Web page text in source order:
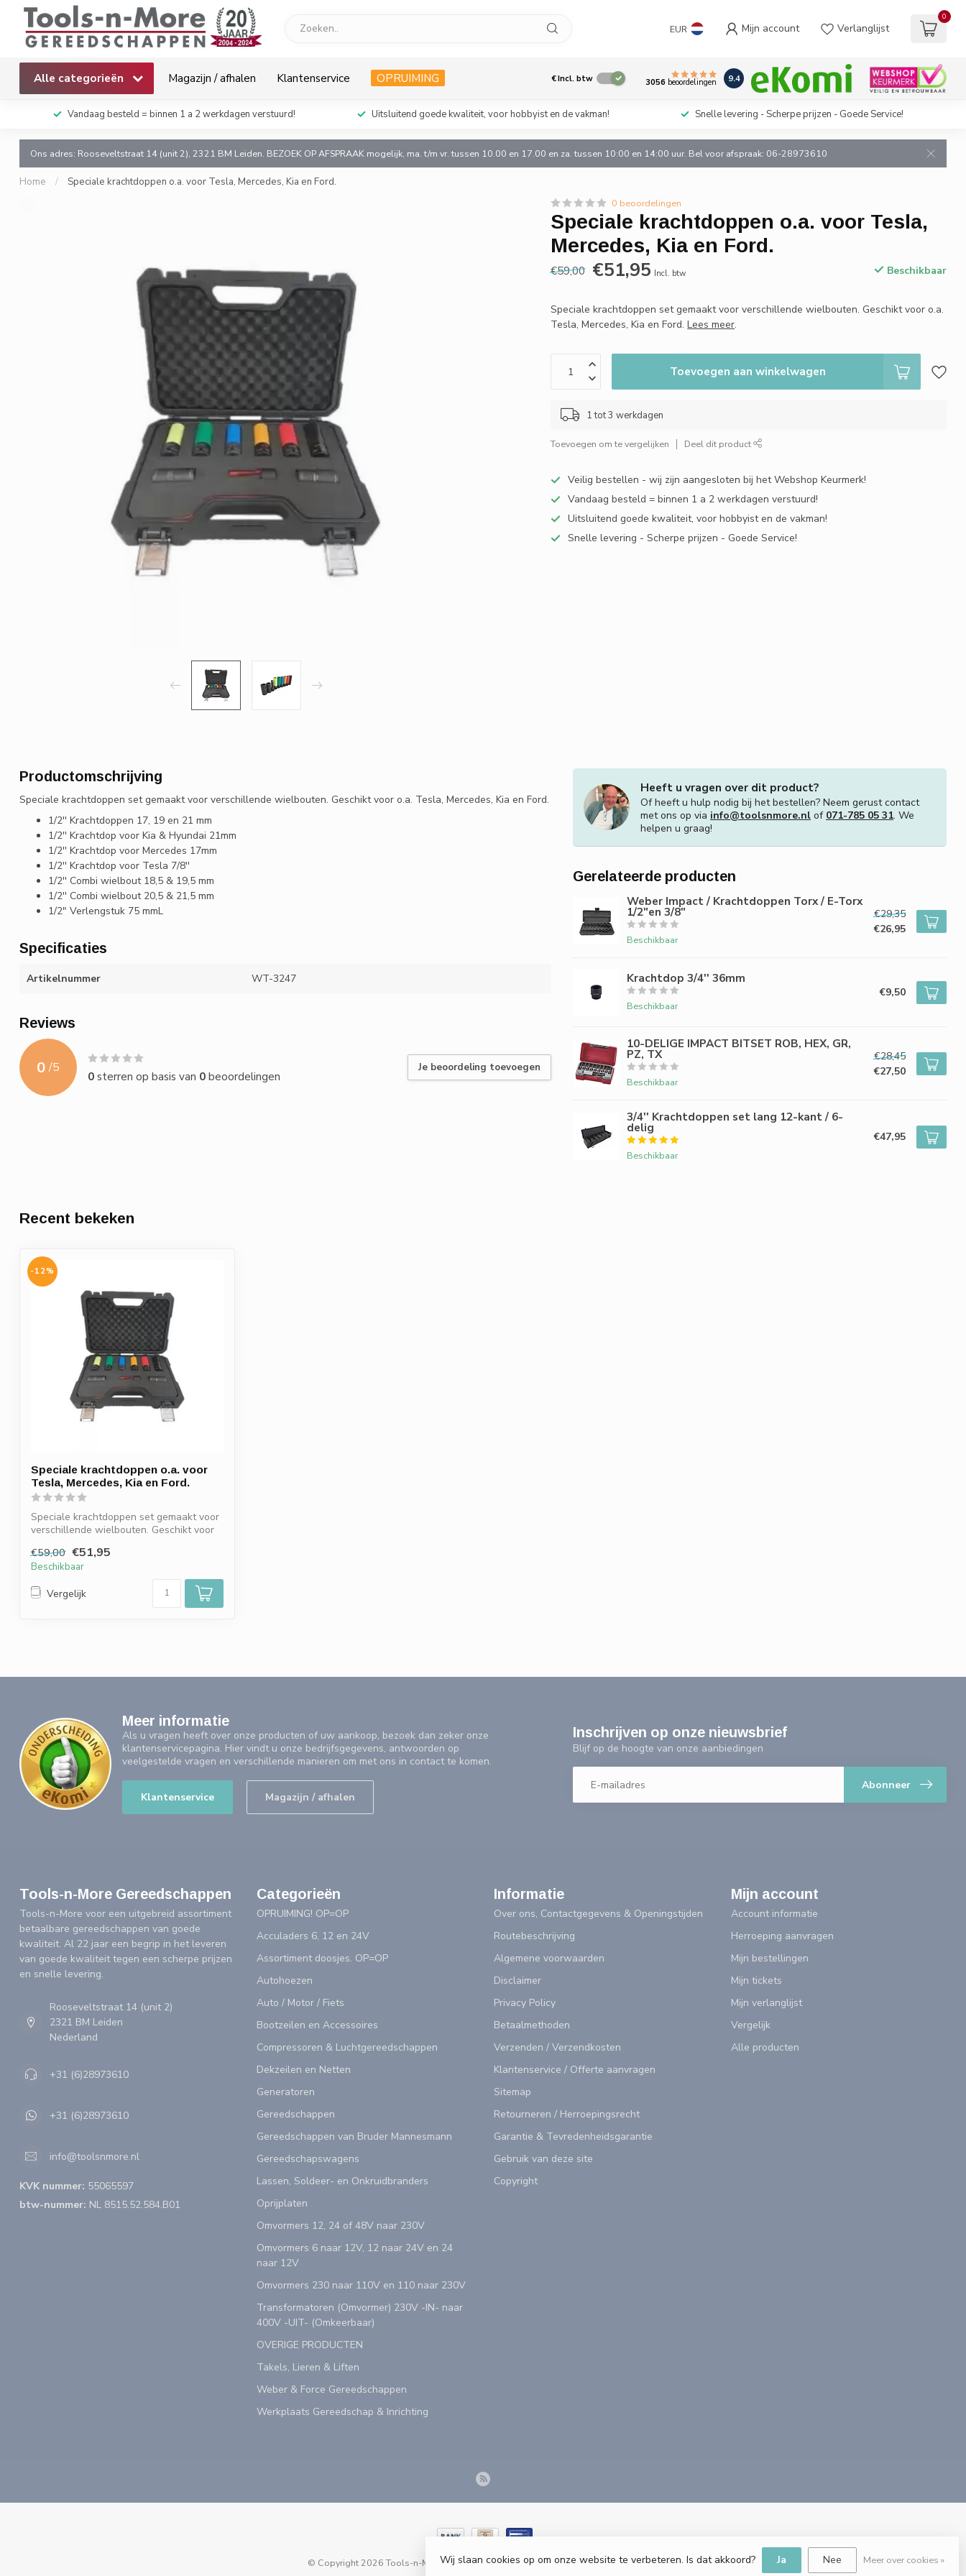
EUR Mijn account Verlanglijst
0
Alle categorieën Magazijn / afhalen Klantenservice OPRUIMING €Incl. btw 3056 beoordelingen 9.4
Vandaag besteld = binnen 1 a 2 werkdagen verstuurd! Uitsluitend goede kwaliteit, voor hobbyist en de vakman! Snelle levering - Scherpe prijzen - Goede Service!
Ons adres: Rooseveltstraat 14 (unit 2), 2321 BM Leiden. BEZOEK OP AFSPRAAK mogelijk, ma. t/m vr. tussen 10.00 en 17.00 en za. tussen 10:00 en 14:00 uur. Bel voor afspraak: 06-28973610
Home / Speciale krachtdoppen o.a. voor Tesla, Mercedes, Kia en Ford.
0 beoordelingen
Speciale krachtdoppen o.a. voor Tesla,
Mercedes, Kia en Ford.
€59,00 €51,95 Incl. btw Beschikbaar
Speciale krachtdoppen set gemaakt voor verschillende wielbouten. Geschikt voor o.a.
Tesla, Mercedes, Kia en Ford.Lees meer.
Toevoegen aan winkelwagen
1 tot 3 werkdagen
Toevoegen om te vergelijken Deel dit product
Veilig bestellen - wij zijn aangesloten bij het Webshop Keurmerk!
Vandaag besteld = binnen 1 a 2 werkdagen verstuurd!
Uitsluitend goede kwaliteit, voor hobbyist en de vakman!
Snelle levering - Scherpe prijzen - Goede Service!
Productomschrijving
Speciale krachtdoppen set gemaakt voor verschillende wielbouten. Geschikt voor o.a. Tesla, Mercedes, Kia en Ford.
1/2'' Krachtdoppen 17, 19 en 21 mm
1/2'' Krachtdop voor Kia & Hyundai 21mm
1/2'' Krachtdop voor Mercedes 17mm
1/2'' Krachtdop voor Tesla 7/8''
1/2'' Combi wielbout 18,5 & 19,5 mm
1/2'' Combi wielbout 20,5 & 21,5 mm
1/2" Verlengstuk 75 mmL
Specificaties
Artikelnummer WT-3247
Reviews
0 /5
0sterren op basis van 0beoordelingen
Je beoordeling toevoegen
Heeft u vragen over dit product?
Of heeft u hulp nodig bij het bestellen? Neem gerust contact
met ons op via info@toolsnmore.nl of 071-785 05 31. We
helpen u graag!
Gerelateerde producten
Weber Impact / Krachtdoppen Torx / E-Torx
1/2"en 3/8"
Beschikbaar
€29,35
€26,95
Krachtdop 3/4'' 36mm
Beschikbaar
€9,50
10-DELIGE IMPACT BITSET ROB, HEX, GR,
PZ, TX
Beschikbaar
€28,45
€27,50
3/4'' Krachtdoppen set lang 12-kant / 6-
delig
Beschikbaar
€47,95
Recent bekeken
-12%
Speciale krachtdoppen o.a. voor
Tesla, Mercedes, Kia en Ford.
Speciale krachtdoppen set gemaakt voor
verschillende wielbouten. Geschikt voor
€59,00 €51,95
Beschikbaar
Vergelijk
Meer informatie
Als u vragen heeft over onze producten of uw aankoop, bezoek dan zeker onze
klantenservicepagina. Hier vindt u onze bedrijfsgegevens, antwoorden op
veelgestelde vragen en verschillende manieren om met ons in contact te komen.
Klantenservice Magazijn / afhalen
Inschrijven op onze nieuwsbrief
Blijf op de hoogte van onze aanbiedingen
Abonneer
Tools-n-More Gereedschappen
Tools-n-More voor een uitgebreid assortiment
betaalbare gereedschappen van goede
kwaliteit. Al 22 jaar een begrip in het leveren
van goede kwaliteit tegen een scherpe prijzen
en snelle levering.
Rooseveltstraat 14 (unit 2)
2321 BM Leiden
Nederland
+31 (6)28973610
+31 (6)28973610
info@toolsnmore.nl
KVK nummer: 55065597
btw-nummer: NL 8515.52.584.B01
Categorieën
OPRUIMING! OP=OP
Acculaders 6, 12 en 24V
Assortiment doosjes. OP=OP
Autohoezen
Auto / Motor / Fiets
Bootzeilen en Accessoires
Compressoren & Luchtgereedschappen
Dekzeilen en Netten
Generatoren
Gereedschappen
Gereedschappen van Bruder Mannesmann
Gereedschapswagens
Lassen, Soldeer- en Onkruidbranders
Oprijplaten
Omvormers 12, 24 of 48V naar 230V
Omvormers 6 naar 12V, 12 naar 24V en 24
naar 12V
Omvormers 230 naar 110V en 110 naar 230V
Transformatoren (Omvormer) 230V -IN- naar
400V -UIT- (Omkeerbaar)
OVERIGE PRODUCTEN
Takels, Lieren & Liften
Weber & Force Gereedschappen
Werkplaats Gereedschap & Inrichting
Informatie
Over ons, Contactgegevens & Openingstijden
Routebeschrijving
Algemene voorwaarden
Disclaimer
Privacy Policy
Betaalmethoden
Verzenden / Verzendkosten
Klantenservice / Offerte aanvragen
Sitemap
Retourneren / Herroepingsrecht
Garantie & Tevredenheidsgarantie
Gebruik van deze site
Copyright
Mijn account
Account informatie
Herroeping aanvragen
Mijn bestellingen
Mijn tickets
Mijn verlanglijst
Vergelijk
Alle producten
© Copyright 2026 Tools-n-More Gereedschappen - Powered by webshop-service.nl
Wij slaan cookies op om onze website te verbeteren. Is dat akkoord? Ja Nee Meer over cookies »